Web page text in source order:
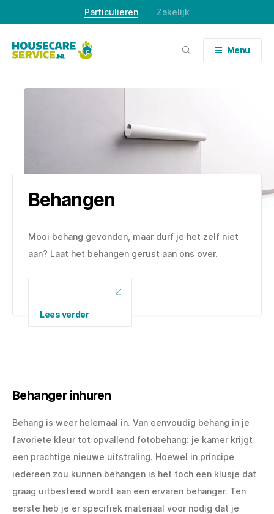
content
Particulieren Zakelijk
Menu
Behangen
Mooi behang gevonden, maar durf je het zelf niet
aan? Laat het behangen gerust aan ons over.
Lees verder
Behanger inhuren
Behang is weer helemaal in. Van eenvoudig behang in je
favoriete kleur tot opvallend fotobehang: je kamer krijgt
een prachtige nieuwe uitstraling. Hoewel in principe
iedereen zou kunnen behangen is het toch een klusje dat
graag uitbesteed wordt aan een ervaren behanger. Ten
eerste heb je er specifiek materiaal voor nodig dat je